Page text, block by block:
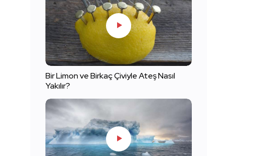
Bir Limon ve Birkaç Çiviyle Ateş Nasıl
Yakılır?